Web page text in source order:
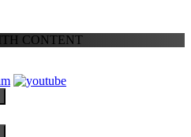
CONTENT